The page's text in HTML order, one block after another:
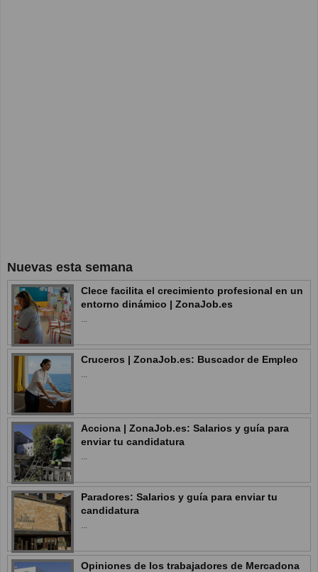
Nuevas esta semana
Clece facilita el crecimiento profesional en un
entorno dinámico | ZonaJob.es
Cruceros | ZonaJob.es: Buscador de Empleo
Acciona | ZonaJob.es: Salarios y guía para
enviar tu candidatura
Paradores: Salarios y guía para enviar tu
candidatura
Opiniones de los trabajadores de Mercadona